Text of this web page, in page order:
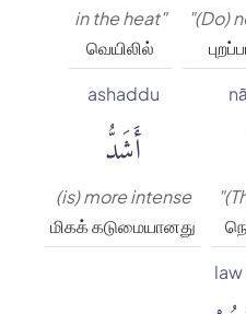
"(Do)
in the heat"
வெயிலில்
ashaddu
أَشَدُّ
(is) more intense
மிகக் கடுமையானது
law